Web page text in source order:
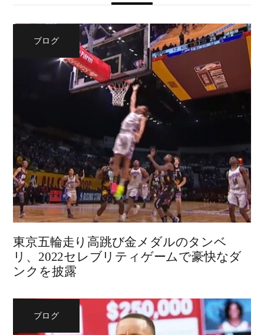
ブログ
東京五輪走り高跳び金メダルのタンベ
リ、2022セレブリティゲームで豪快なダ
ンクを披露
ブログ